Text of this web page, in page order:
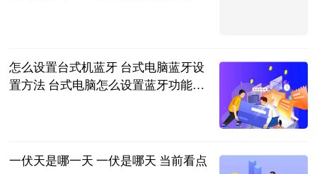
怎么设置台式机蓝牙 台式电脑蓝牙设
置方法 台式电脑怎么设置蓝牙功能_
一伏天是哪一天 一伏是哪天 当前看点